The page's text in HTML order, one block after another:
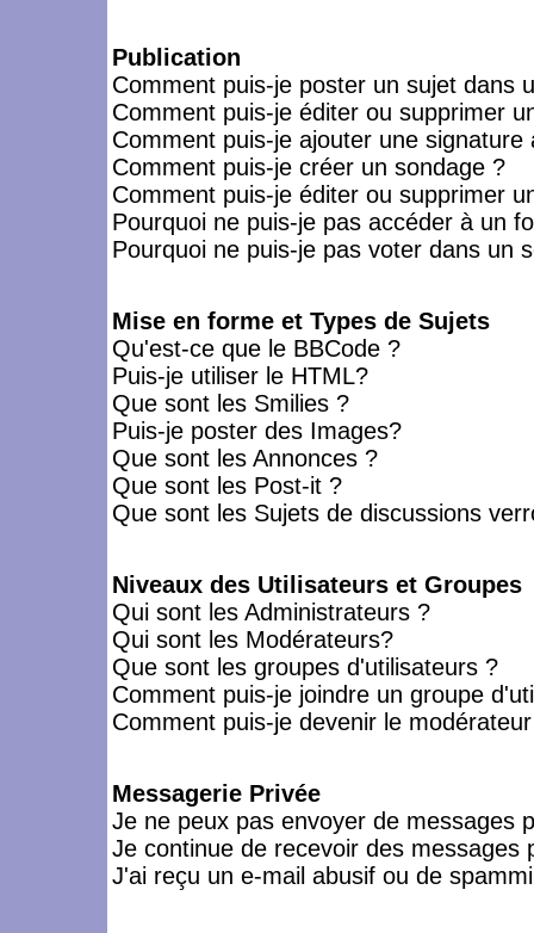
Publication
Comment puis-je poster un sujet dans
Comment puis-je éditer ou supprimer
Comment puis-je ajouter une signature
Comment puis-je créer un sondage ?
Comment puis-je éditer ou supprimer
Pourquoi ne puis-je pas accéder à un
Pourquoi ne puis-je pas voter dans un
Mise en forme et Types de Sujets
Qu'est-ce que le BBCode ?
Puis-je utiliser le HTML?
Que sont les Smilies ?
Puis-je poster des Images?
Que sont les Annonces ?
Que sont les Post-it ?
Que sont les Sujets de discussions
Niveaux des Utilisateurs et Groupes
Qui sont les Administrateurs ?
Qui sont les Modérateurs?
Que sont les groupes d'utilisateurs ?
Comment puis-je joindre un groupe
Comment puis-je devenir le
Messagerie Privée
Je ne peux pas envoyer de messages
Je continue de recevoir des messages
J'ai reçu un e-mail abusif ou de